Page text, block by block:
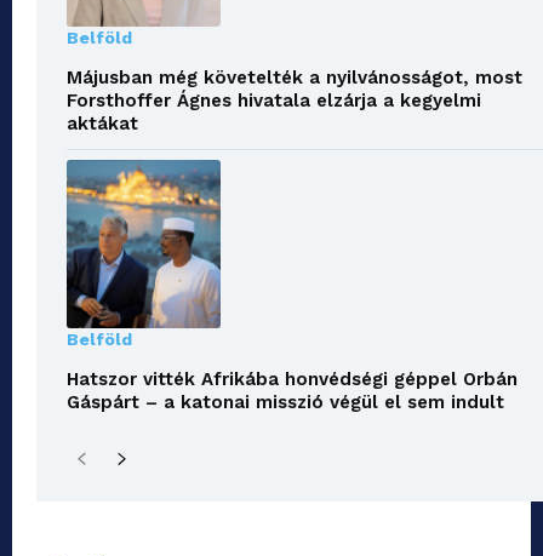
Belföld
Májusban még követelték a nyilvánosságot, most
Forsthoffer Ágnes hivatala elzárja a kegyelmi
aktákat
Belföld
Hatszor vitték Afrikába honvédségi géppel Orbán
Gáspárt – a katonai misszió végül el sem indult